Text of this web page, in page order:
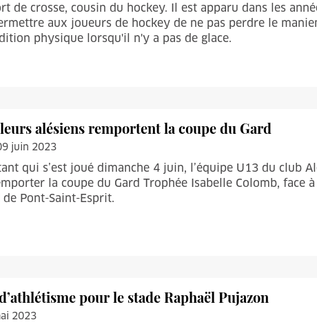
de crosse, cousin du hockey. Il est apparu dans les
aux joueurs de hockey de ne pas perdre le
physique lorsqu'il n'y a pas de glace.
alésiens remportent la coupe du Gard
juin 2023
qui s’est joué dimanche 4 juin, l’équipe U13 du club
la coupe du Gard Trophée Isabelle Colomb, face
Pont-Saint-Esprit.
pour le stade Raphaël Pujazon
2023